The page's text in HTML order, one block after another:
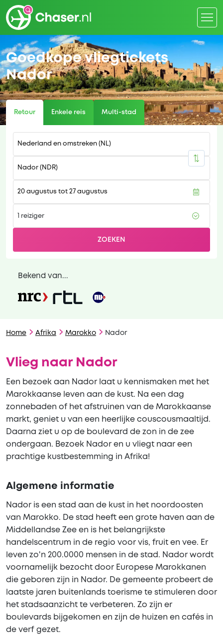
Goedkope vliegtickets
Nador
Retour Enkele reis Multi-stad
1 reiziger
ZOEKEN
Bekend van...
Home Afrika Marokko Nador
Vlieg naar Nador
Een bezoek aan Nador laat u kennismaken met het
Marokkaanse leven aan de kust. Na een dag
zonnebaden of het afstruinen van de Marokkaanse
markt, geniet u van een heerlijke couscousmaaltijd.
Daarna ziet u op de boulevard de zon in de zee
ondergaan. Bezoek Nador en u vliegt naar een
prachtige kustbestemming in Afrika!
Algemene informatie
Nador is een stad aan de kust in het noordoosten
van Marokko. De stad heeft een grote haven aan de
Middellandse Zee en is het belangrijkste
handelscentrum in de regio voor vis, fruit en vee. Er
leven zo'n 200.0000 mensen in de stad. Nador wordt
voornamelijk bezocht door Europese Marokkanen
die geboren zijn in Nador. De gemeente probeert de
laatste jaren buitenlands toerisme te stimuleren door
het stadsaanzicht te verbeteren. Zo zijn er
boulevards bijgekomen en zijn de huizen en cafés in
de verf gezet.